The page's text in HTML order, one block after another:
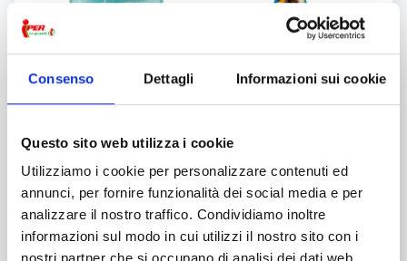
Consenso Dettagli Informazioni sui cookie
Questo sito web utilizza i cookie
Utilizziamo i cookie per personalizzare contenuti ed
annunci, per fornire funzionalità dei social media e per
analizzare il nostro traffico. Condividiamo inoltre
informazioni sul modo in cui utilizzi il nostro sito con i
Iniziate la preparazione del plumcake con
cioccolato tritato e strati crema cookies montando
le uova con lo zucchero e i semini estratti da mezza
bacca di vaniglia, fino a ottenere un composto
spumoso. Unite di seguito il miele, lo yogurt, la
panna e un pizzico di sale. Lavorate bene e unite per